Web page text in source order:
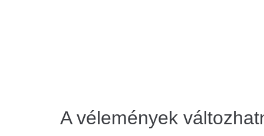
A vélemények